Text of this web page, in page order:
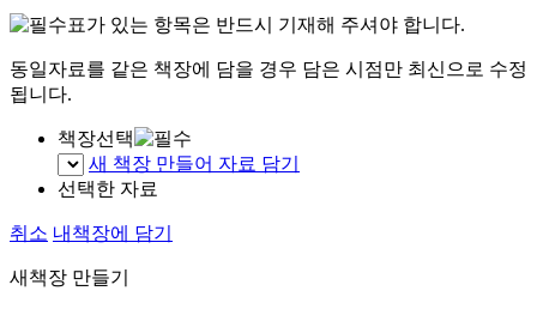
표가 있는 항목은 반드시 기재해 주셔야 합니다.
동일자료를 같은 책장에 담을 경우 담은 시점만 최신으로 수정
됩니다.
책장선택
새 책장 만들어 자료 담기
선택한 자료
취소 내책장에 담기
새책장 만들기